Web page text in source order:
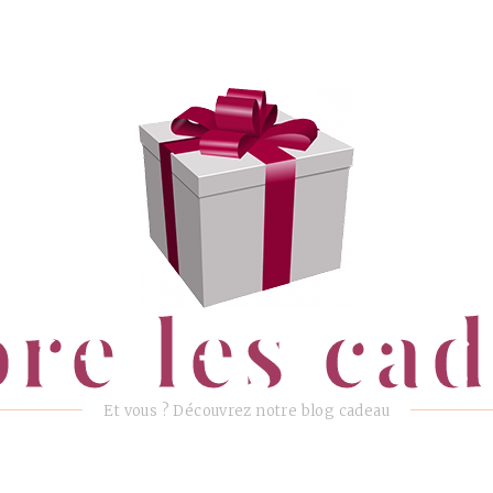
les
Et vous ? Découvrez notre blog cadeau